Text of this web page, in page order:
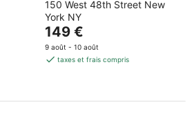
out
of
5
150 West 48th Street New
York NY
Le
prix
est
par
149 €
9 août - 10 août
taxes et frais compris